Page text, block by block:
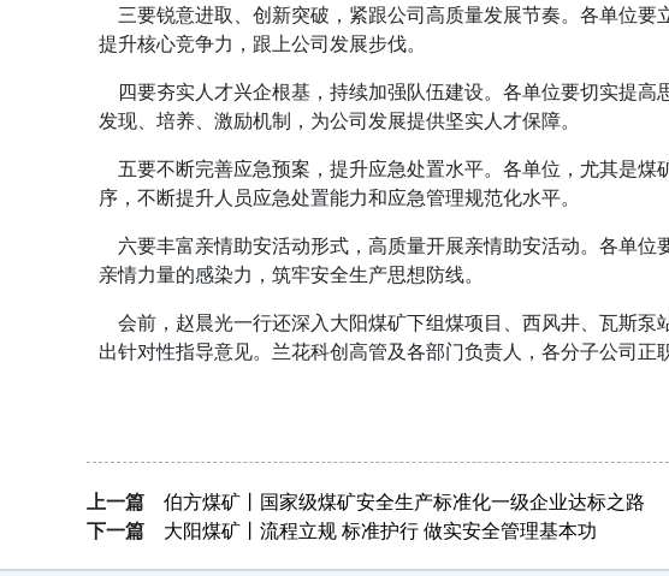
三要锐意进取、创新突破，紧跟公司高质量发展节奏。各单位
提升核心竞争力，跟上公司发展步伐。
四要夯实人才兴企根基，持续加强队伍建设。各单位要切实提高
发现、培养、激励机制，为公司发展提供坚实人才保障。
五要不断完善应急预案，提升应急处置水平。各单位，尤其是
序，不断提升人员应急处置能力和应急管理规范化水平。
六要丰富亲情助安活动形式，高质量开展亲情助安活动。各单
亲情力量的感染力，筑牢安全生产思想防线。
会前，赵晨光一行还深入大阳煤矿下组煤项目、西风井、瓦斯
出针对性指导意见。兰花科创高管及各部门负责人，各分子公司正
上一篇
伯方煤矿丨国家级煤矿安全生产标准化一级企业达标之路
下一篇
大阳煤矿丨流程立规 标准护行 做实安全管理基本功